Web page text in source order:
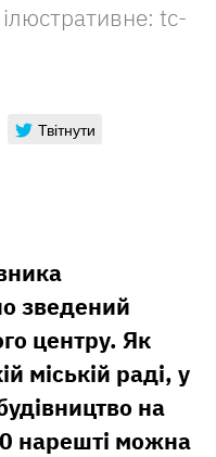
tc-
Твітнути
зведений
центру. Як
міській раді, у
на
нарешті можна